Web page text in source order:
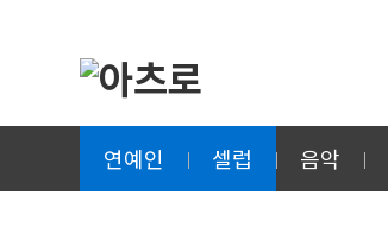
연예인 셀럽 음악